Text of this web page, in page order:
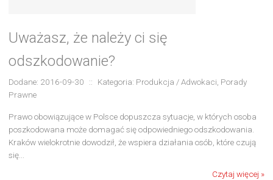
Uważasz, że należy ci się
odszkodowanie?
Dodane: 2016-09-30 ::
Kategoria: Produkcja / Adwokaci, Porady
Prawne
Prawo obowiązujące w Polsce dopuszcza sytuacje, w których osoba
poszkodowana może domagać się odpowiedniego odszkodowania.
Kraków wielokrotnie dowodził, że wspiera działania osób, które czują
się...
Czytaj więcej »